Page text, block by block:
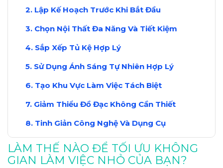
Lập Kế Hoạch Trước Khi Bắt Đầu
Chọn Nội Thất Đa Năng Và Tiết Kiệm
Sắp Xếp Tủ Kệ Hợp Lý
Sử Dụng Ánh Sáng Tự Nhiên Hợp Lý
Tạo Khu Vực Làm Việc Tách Biệt
Giảm Thiểu Đồ Đạc Không Cần Thiết
Tinh Giản Công Nghệ Và Dụng Cụ
Kết Luận: Không Gian Làm Việc Thoải Mái
LÀM THẾ NÀO ĐỂ TỐI ƯU KHÔNG
GIAN LÀM VIỆC NHỎ CỦA BẠN?